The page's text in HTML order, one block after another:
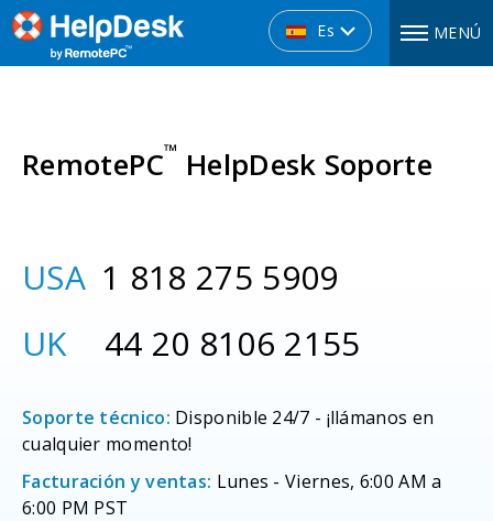
Es MENÚ
RemotePC™ HelpDesk Soporte
USA 1 818 275 5909
UK
44 20 8106 2155
Soporte técnico: Disponible 24/7 - ¡llámanos en
cualquier momento!
Facturación y ventas: Lunes - Viernes, 6:00 AM a
6:00 PM PST